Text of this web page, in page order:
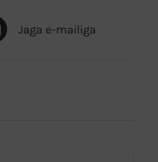
Jaga e-mailiga